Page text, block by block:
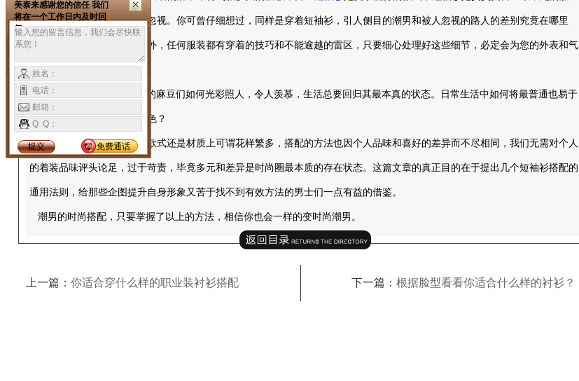
饰，因为常见所以最容易被忽视。你可曾仔细想过，同样是穿着短袖衫，引人侧目的潮男和被人忽视的路人的差别究竟在哪里
呢？其实，除了自身的条件外，任何服装都有穿着的技巧和不能逾越的雷区，只要细心处理好这些细节，必定会为您的外表和气
质增光添色不少。
成都衬衣厂 台上的麻豆们如何光彩照人，令人羡慕，生活总要回归其最本真的状态。日常生活中如何将最普通也易于
穿着的短袖衫穿出自己的特色？
短袖衫无论是在颜色、款式还是材质上可谓花样繁多，搭配的方法也因个人品味和喜好的差异而不尽相同，我们无需对个人
的着装品味评头论足，过于苛责，毕竟多元和差异是时尚圈最本质的存在状态。这篇文章的真正目的在于提出几个短袖衫搭配的
通用法则，给那些企图提升自身形象又苦于找不到有效方法的男士们一点有益的借鉴。
潮男的时尚搭配，只要掌握了以上的方法，相信你也会一样的变时尚潮男。
上一篇： 你适合穿什么样的职业装衬衫搭配 下一篇： 根据脸型看看你适合什么样的衬衫？
美泰来感谢您的信任 我们
将在一个工作日内及时回
复。
姓名：
电话：
邮箱：
Q Q：
提交 免费通话